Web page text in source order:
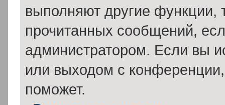
выполняют другие функции,
прочитанных сообщений,
администратором. Если вы
или выходом с
поможет.